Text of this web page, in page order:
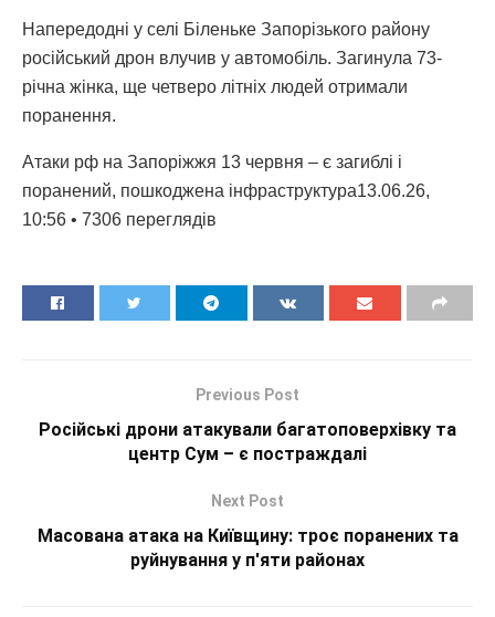
Напередодні у селі Біленьке Запорізького району
російський дрон влучив у автомобіль. Загинула 73-
річна жінка, ще четверо літніх людей отримали
поранення.
Атаки рф на Запоріжжя 13 червня – є загиблі і
поранений, пошкоджена інфраструктура13.06.26,
10:56 • 7306 переглядiв
Previous Post
Російські дрони атакували багатоповерхівку та
центр Сум – є постраждалі
Next Post
Масована атака на Київщину: троє поранених та
руйнування у п'яти районах